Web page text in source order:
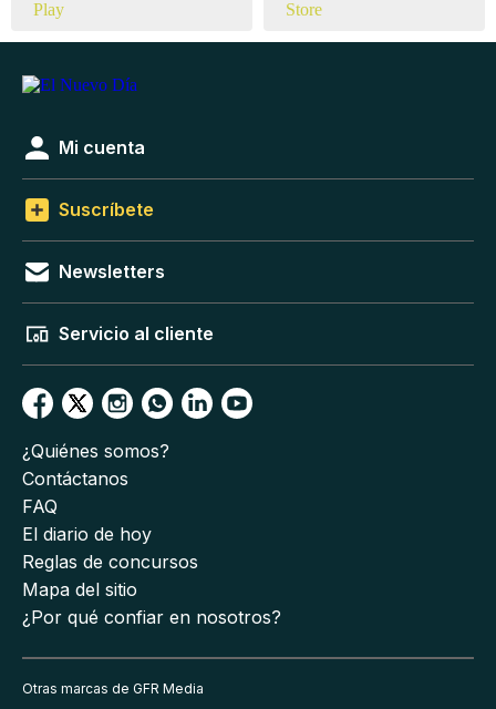
Mi cuenta
Suscríbete
Newsletters
Servicio al cliente
¿Quiénes somos?
Contáctanos
FAQ
El diario de hoy
Reglas de concursos
Mapa del sitio
¿Por qué confiar en nosotros?
Otras marcas de GFR Media